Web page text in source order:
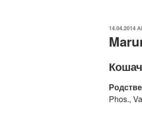
14.04.2014
Phos.,